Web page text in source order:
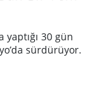
yaptığı 30 gün
sürdürüyor.